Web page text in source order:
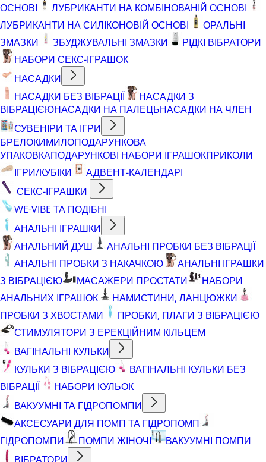
ОСНОВІ
ЛУБРИКАНТИ НА КОМБІНОВАНІЙ ОСНОВІ
ЛУБРИКАНТИ НА СИЛІКОНОВІЙ ОСНОВІ
ОРАЛЬНІ
ЗМАЗКИ
ЗБУДЖУВАЛЬНІ ЗМАЗКИ
РІДКІ ВІБРАТОРИ
НАБОРИ СЕКС-ІГРАШОК
НАСАДКИ
НАСАДКИ БЕЗ ВІБРАЦІЇ
НАСАДКИ З
ВІБРАЦІЄЮНАСАДКИ НА ПАЛЕЦЬНАСАДКИ НА ЧЛЕН
СУВЕНІРИ ТА ІГРИ
БРЕЛОКИМИЛОПОДАРУНКОВА
УПАКОВКАПОДАРУНКОВІ НАБОРИ ІГРАШОКПРИКОЛИ
ІГРИ/КУБІКИ
АДВЕНТ-КАЛЕНДАРІ
СЕКС-ІГРАШКИ
WE-VIBE ТА ПОДІБНІ
АНАЛЬНІ ІГРАШКИ
АНАЛЬНИЙ ДУШ
АНАЛЬНІ ПРОБКИ БЕЗ ВІБРАЦІЇ
АНАЛЬНІ ПРОБКИ З НАКАЧКОЮ
АНАЛЬНІ ІГРАШКИ
З ВІБРАЦІЄЮ
МАСАЖЕРИ ПРОСТАТИ
НАБОРИ
АНАЛЬНИХ ІГРАШОК
НАМИСТИНИ, ЛАНЦЮЖКИ
ПРОБКИ З ХВОСТАМИ
ПРОБКИ, ПЛАГИ З ВІБРАЦІЄЮ
СТИМУЛЯТОРИ З ЕРЕКЦІЙНИМ КІЛЬЦЕМ
ВАГІНАЛЬНІ КУЛЬКИ
КУЛЬКИ З ВІБРАЦІЄЮ
ВАГІНАЛЬНІ КУЛЬКИ БЕЗ
ВІБРАЦІЇ
НАБОРИ КУЛЬОК
ВАКУУМНІ ТА ГІДРОПОМПИ
АКСЕСУАРИ ДЛЯ ПОМП ТА ГІДРОПОМП
ГІДРОПОМПИ
ПОМПИ ЖІНОЧІ
ВАКУУМНІ ПОМПИ